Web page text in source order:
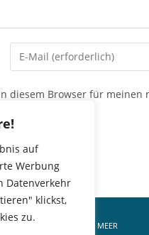
auf
Werbung
Datenverkehr
klickst,
zu.
Gib
deine
Adresse
Kommentieren
diesem Browser für
BISTRO · SPORT & MEER